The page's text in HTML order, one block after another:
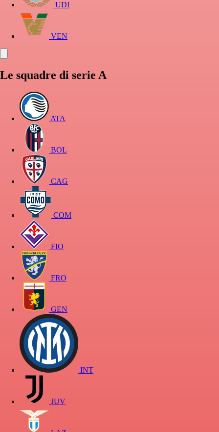
UDI
VEN
Le squadre di serie A
ATA
BOL
CAG
COM
FIO
FRO
GEN
INT
JUV